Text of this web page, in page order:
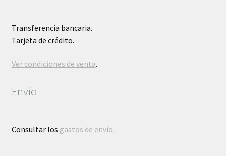
Transferencia bancaria.
Tarjeta de crédito.
Ver condiciones de venta.
Envío
Consultar los gastos de envío.